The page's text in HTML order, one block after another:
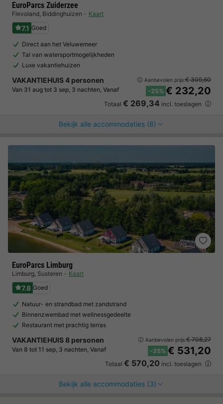
EuroParcs Zuiderzee
Flevoland, Biddinghuizen Kaart
7.1 Goed
Direct aan het Veluwemeer
Tal van watersportmogelijkheden
Luxe vakantiehuizen
VAKANTIEHUIS 4 personen
Van 31 aug tot 3 sep, 3 nachten, Vanaf
Aanbevolen prijs:€ 309,60
-25% € 232,20
Totaal € 269,34 incl. toeslagen
Bekijk alle accommodaties (8)
EuroParcs Limburg
Limburg, Susteren Kaart
7.8 Goed
Natuur- en strandbad met zandstrand
Binnenzwembad met wellnessgedeelte
Restaurant met prachtig terras
VAKANTIEHUIS 8 personen
Van 8 tot 11 sep, 3 nachten, Vanaf
Aanbevolen prijs:€ 708,27
-25% € 531,20
Totaal € 570,20 incl. toeslagen
Bekijk alle accommodaties (3)